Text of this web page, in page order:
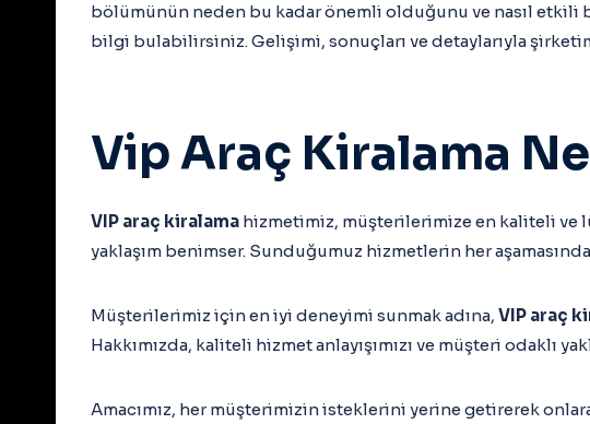
bölümünün neden bu kadar önemli olduğunu ve nasıl etkili
bilgi bulabilirsiniz. Gelişimi, sonuçları ve detaylarıyla
Vip Araç Kiralama
VIP araç kiralama hizmetimiz, müşterilerimize en kaliteli ve
yaklaşım benimser. Sunduğumuz hizmetlerin her
Müşterilerimiz için en iyi deneyimi sunmak adına, VIP araç
Hakkımızda, kaliteli hizmet anlayışımızı ve müşteri odaklı
Amacımız, her müşterimizin isteklerini yerine getirerek